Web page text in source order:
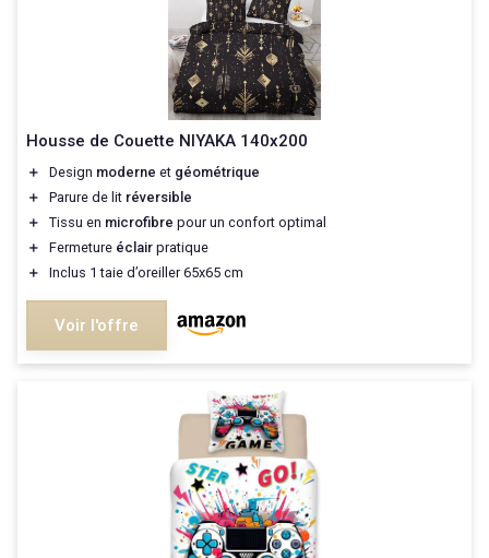
Housse de Couette NIYAKA 140x200
＋ Design moderne et géométrique
＋
Parure de lit réversible
＋
Tissu en microfibre pour un confort optimal
＋
Fermeture éclair pratique
＋
Inclus 1 taie d’oreiller 65x65 cm
Voir l'offre